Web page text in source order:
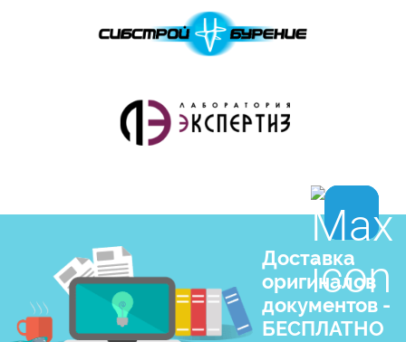
Доставка
оригиналов
документов -
БЕСПЛАТНО